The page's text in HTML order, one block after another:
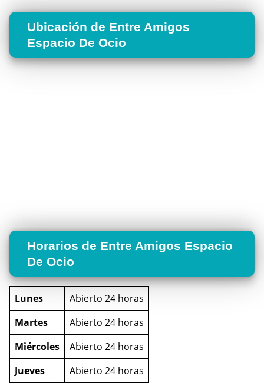
Ubicación de Entre Amigos
Espacio De Ocio
Horarios de Entre Amigos Espacio
De Ocio
Lunes
Abierto 24 horas
Martes
Abierto 24 horas
Miércoles
Abierto 24 horas
Jueves
Abierto 24 horas